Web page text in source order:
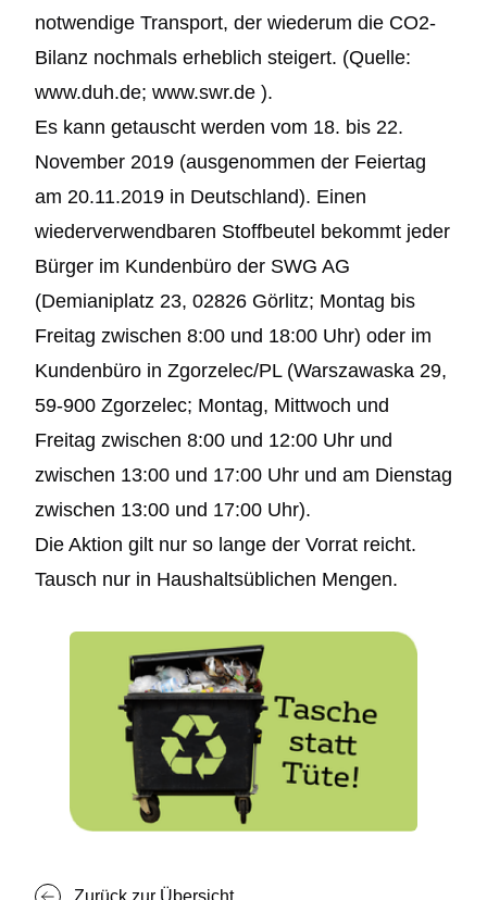
notwendige Transport, der wiederum die CO2-
Bilanz nochmals erheblich steigert. (Quelle:
www.duh.de; www.swr.de ).
Es kann getauscht werden vom 18. bis 22.
November 2019 (ausgenommen der Feiertag
am 20.11.2019 in Deutschland). Einen
wiederverwendbaren Stoffbeutel bekommt jeder
Bürger im Kundenbüro der SWG AG
(Demianiplatz 23, 02826 Görlitz; Montag bis
Freitag zwischen 8:00 und 18:00 Uhr) oder im
Kundenbüro in Zgorzelec/PL (Warszawaska 29,
59-900 Zgorzelec; Montag, Mittwoch und
Freitag zwischen 8:00 und 12:00 Uhr und
zwischen 13:00 und 17:00 Uhr und am Dienstag
zwischen 13:00 und 17:00 Uhr).
Die Aktion gilt nur so lange der Vorrat reicht.
Tausch nur in Haushaltsüblichen Mengen.
Zurück zur Übersicht